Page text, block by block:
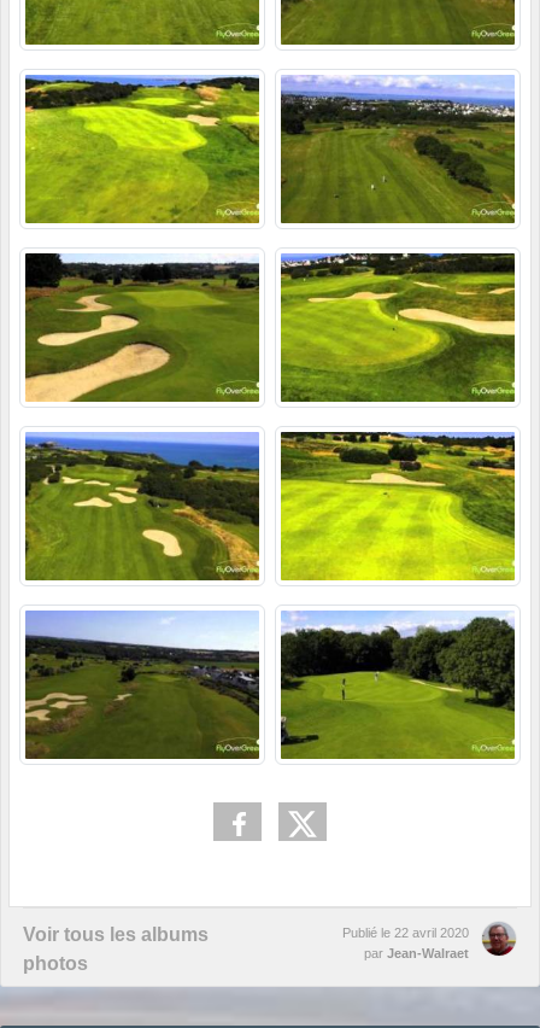
Voir tous les albums
photos
Publié le 22 avril 2020
par Jean-Walraet